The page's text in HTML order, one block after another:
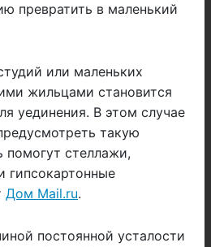
превратить в маленький
или маленьких
жильцами становится
уединения. В этом случае
такую
помогут стеллажи,
гипсокартонные
Дом Mail.ru.
постоянной усталости